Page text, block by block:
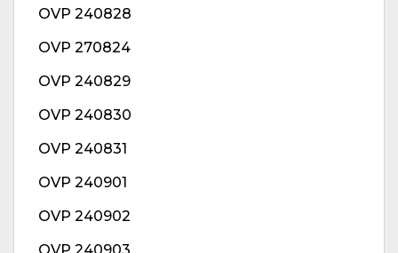
OVP 240828
OVP 270824
OVP 240829
OVP 240830
OVP 240831
OVP 240901
OVP 240902